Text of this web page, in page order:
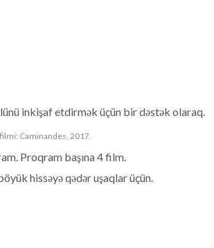
inkişaf etdirmək üçün bir dəstək olaraq.
Caminandes, 2017.
Proqram başına 4 film.
hissəyə qədər uşaqlar üçün.